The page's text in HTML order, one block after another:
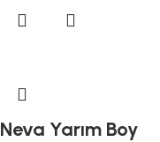
Neva Yarım Boy